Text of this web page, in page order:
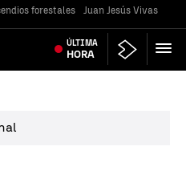
forestales Juan Jesús Vivas
ÚLTIMA
HORA